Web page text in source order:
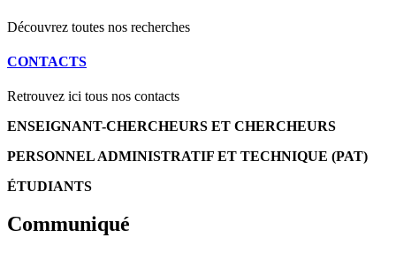
Découvrez toutes nos recherches
CONTACTS
Retrouvez ici tous nos contacts
ENSEIGNANT-CHERCHEURS ET CHERCHEURS
PERSONNEL ADMINISTRATIF ET TECHNIQUE (PAT)
ÉTUDIANTS
Communiqué